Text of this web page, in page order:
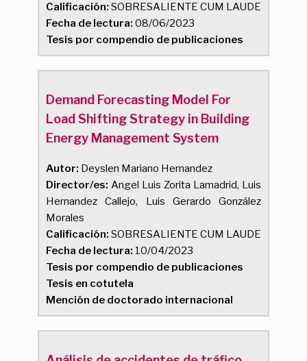
Calificación: SOBRESALIENTE CUM LAUDE
Fecha de lectura: 08/06/2023
Tesis por compendio de publicaciones
Demand Forecasting Model For
Load Shifting Strategy in Building
Energy Management System
Autor: Deyslen Mariano Hernandez
Director/es: Angel Luis Zorita Lamadrid, Luis
Hernandez Callejo, Luis Gerardo González
Morales
Calificación: SOBRESALIENTE CUM LAUDE
Fecha de lectura: 10/04/2023
Tesis por compendio de publicaciones
Tesis en cotutela
Mención de doctorado internacional